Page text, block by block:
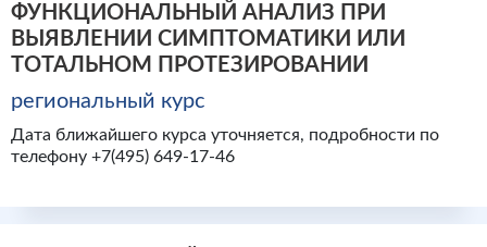
ФУНКЦИОНАЛЬНЫЙ АНАЛИЗ ПРИ
ВЫЯВЛЕНИИ СИМПТОМАТИКИ ИЛИ
ТОТАЛЬНОМ ПРОТЕЗИРОВАНИИ
региональный курс
Дата ближайшего курса уточняется, подробности по
телефону +7(495) 649-17-46